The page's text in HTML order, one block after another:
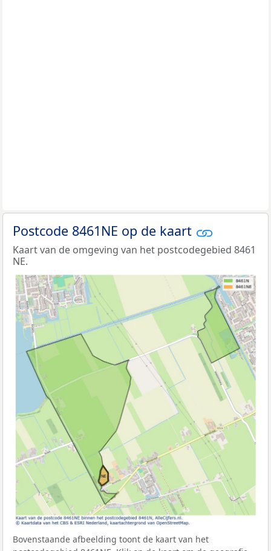
Postcode 8461NE op de kaart
Kaart van de omgeving van het postcodegebied 8461
NE.
Bovenstaande afbeelding toont de kaart van het